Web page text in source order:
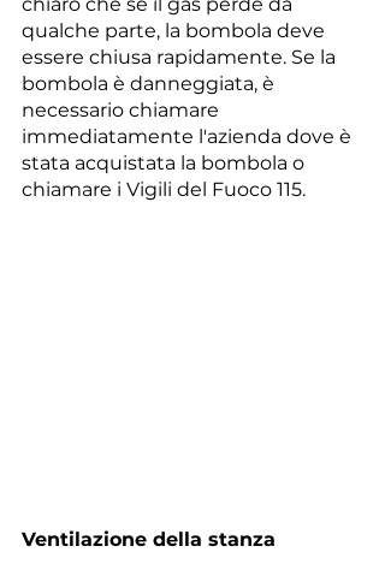
qualche parte, la bombola deve
essere chiusa rapidamente. Se la
bombola è danneggiata, è
necessario chiamare
immediatamente l'azienda dove è
stata acquistata la bombola o
chiamare i Vigili del Fuoco 115.
Ventilazione della stanza